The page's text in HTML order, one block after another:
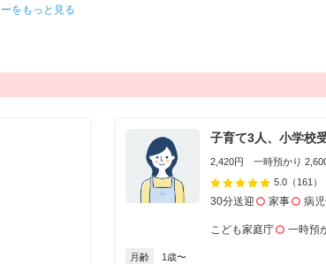
をもっと見る
子育て3人、小学校
2,420円 一時預かり
5.0 （161）
30分送迎 家事 病
こども家庭庁 一時預
月齢 1歳〜